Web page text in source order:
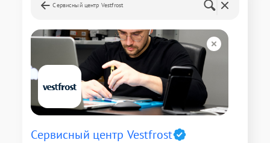
Сервисный центр Vestfrost
Сервисный центр Vestfrost